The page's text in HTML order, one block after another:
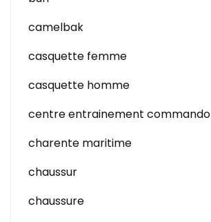
camelbak
casquette femme
casquette homme
centre entrainement commando
charente maritime
chaussur
chaussure